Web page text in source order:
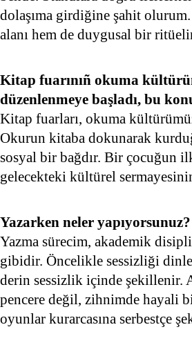
dolaşıma girdiğine şahit
alanı hem de duygusal bir
Kitap fuarınıñ okuma
düzenlenmeye başladı, bu
Kitap fuarları, okuma
Okurun kitaba dokunarak
sosyal bir bağdır. Bir çocuğun
gelecekteki kültürel
Yazarken neler
Yazma sürecim, akademik
gibidir. Öncelikle sessizliği
derin sessizlik içinde şekillenir.
pencere değil, zihnimde hayali
oyunlar kurarcasına serbestçe